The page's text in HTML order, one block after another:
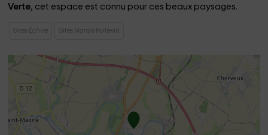
Verte, cet espace est connu pour ces beaux paysages.
Gites Échiré Gites Marais Poitevin